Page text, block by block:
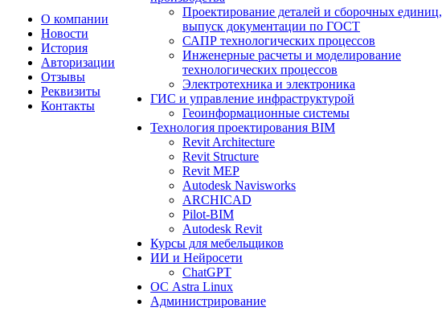
О компании
Новости
История
Авторизации
Отзывы
Реквизиты
Контакты
Проектирование деталей и сборочных единиц,
выпуск документации по ГОСТ
САПР технологических процессов
Инженерные расчеты и моделирование
технологических процессов
Электротехника и электроника
ГИС и управление инфраструктурой
Геоинформационные системы
Технология проектирования BIM
Revit Architecture
Revit Structure
Revit MEP
Autodesk Navisworks
ARCHICAD
Pilot-BIM
Autodesk Revit
Курсы для мебельщиков
ИИ и Нейросети
ChatGPT
ОС Astra Linux
Администрирование